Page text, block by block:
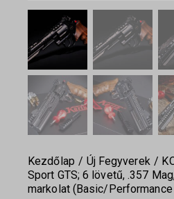
Kezdőlap Új Fegyverek
Sport GTS; 6 lövetű, .357
markolat (Basic/Performance